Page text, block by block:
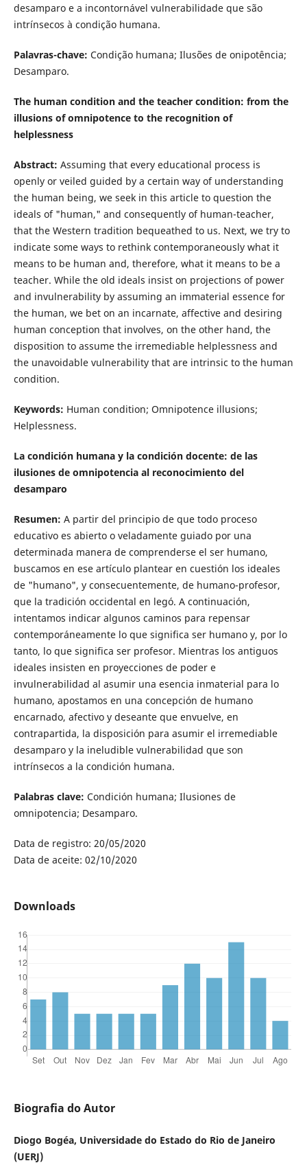
desamparo e a incontornável vulnerabilidade que são
intrínsecos à condição humana.
Palavras-chave: Condição humana; Ilusões de onipotência;
Desamparo.
The human condition and the teacher condition: from the
illusions of omnipotence to the recognition of
helplessness
Abstract: Assuming that every educational process is
openly or veiled guided by a certain way of understanding
the human being, we seek in this article to question the
ideals of "human," and consequently of human-teacher,
that the Western tradition bequeathed to us. Next, we try to
indicate some ways to rethink contemporaneously what it
means to be human and, therefore, what it means to be a
teacher. While the old ideals insist on projections of power
and invulnerability by assuming an immaterial essence for
the human, we bet on an incarnate, affective and desiring
human conception that involves, on the other hand, the
disposition to assume the irremediable helplessness and
the unavoidable vulnerability that are intrinsic to the human
condition.
Keywords: Human condition; Omnipotence illusions;
Helplessness.
La condición humana y la condición docente: de las
ilusiones de omnipotencia al reconocimiento del
desamparo
Resumen: A partir del principio de que todo proceso
educativo es abierto o veladamente guiado por una
determinada manera de comprenderse el ser humano,
buscamos en ese artículo plantear en cuestión los ideales
de "humano", y consecuentemente, de humano-profesor,
que la tradición occidental en legó. A continuación,
intentamos indicar algunos caminos para repensar
contemporáneamente lo que significa ser humano y, por lo
tanto, lo que significa ser profesor. Mientras los antiguos
ideales insisten en proyecciones de poder e
invulnerabilidad al asumir una esencia inmaterial para lo
humano, apostamos en una concepción de humano
encarnado, afectivo y deseante que envuelve, en
contrapartida, la disposición para asumir el irremediable
desamparo y la ineludible vulnerabilidad que son
intrínsecos a la condición humana.
Palabras clave: Condición humana; Ilusiones de
omnipotencia; Desamparo.
Data de registro: 20/05/2020
Data de aceite: 02/10/2020
Downloads
Biografia do Autor
Diogo Bogéa, Universidade do Estado do Rio de Janeiro
(UERJ)